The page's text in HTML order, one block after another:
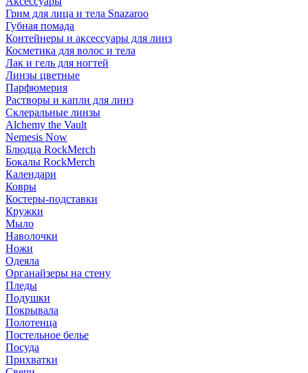
Грим для лица и тела Snazaroo
Губная помада
Контейнеры и аксессуары для линз
Косметика для волос и тела
Лак и гель для ногтей
Линзы цветные
Парфюмерия
Растворы и капли для линз
Склеральные линзы
Alchemy the Vault
Nemesis Now
Блюдца RockMerch
Бокалы RockMerch
Календари
Ковры
Костеры-подставки
Кружки
Мыло
Наволочки
Ножи
Одеяла
Органайзеры на стену
Пледы
Подушки
Покрывала
Полотенца
Постельное белье
Посуда
Прихватки